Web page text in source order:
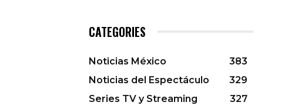
CATEGORIES
Noticias México
383
Noticias del Espectáculo
329
Series TV y Streaming
327